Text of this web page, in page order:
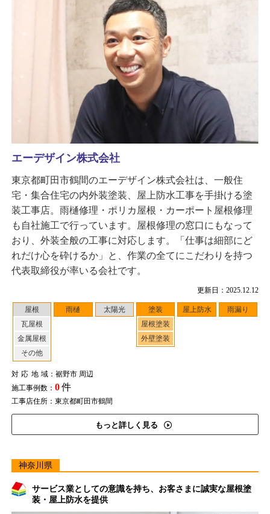
更新日：2025.12.12
屋根
瓦屋根
金属屋根
その他
雨樋 太陽光
塗装
屋根塗装
外壁塗装
屋上防水 雨漏り
対応地域：裾野市 周辺
施工事例数： 0件
工事店住所：東京都町田市鶴間
もっと詳しく見る
エーデザイン株式会社
東京都町田市鶴間のエーデザイン株式会社は、一般住
宅・集合住宅の内外装塗装、屋上防水工事を手掛ける塗
装工事店。雨樋修理・ポリカ屋根・カーポート屋根修理
も自社施工で行っています。屋根修理の窓口にもなって
おり、外装全般の工事に対応します。「仕事は細部にど
れだけ心を砕けるか」と、作業の全てにこだわりを持つ
代表取締役が率いる会社です。
神奈川県
サービス業としての意識を持ち、お客さまに誠実な屋根塗
装・屋上防水を提供